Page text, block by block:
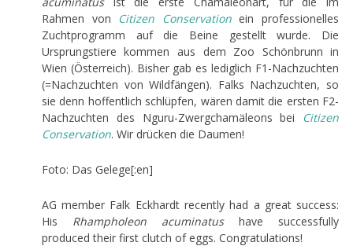
Rahmen von Citizen Conservationein professionelles
Zuchtprogramm auf die Beine gestellt wurde. Die
Ursprungstiere kommen aus dem Zoo Schönbrunn in
Wien (Österreich). Bisher gab es lediglich F1-Nachzuchten
(=Nachzuchten von Wildfängen). Falks Nachzuchten, so
sie denn hoffentlich schlüpfen, wären damit die ersten F2-
Nachzuchten des Nguru-Zwergchamäleons bei
Citizen
Conservation. Wir drücken die Daumen!
Foto: Das Gelege[:en]
AG member Falk Eckhardt recently had a great success:
His Rhampholeon acuminatushave successfully
produced their first clutch of eggs. Congratulations!